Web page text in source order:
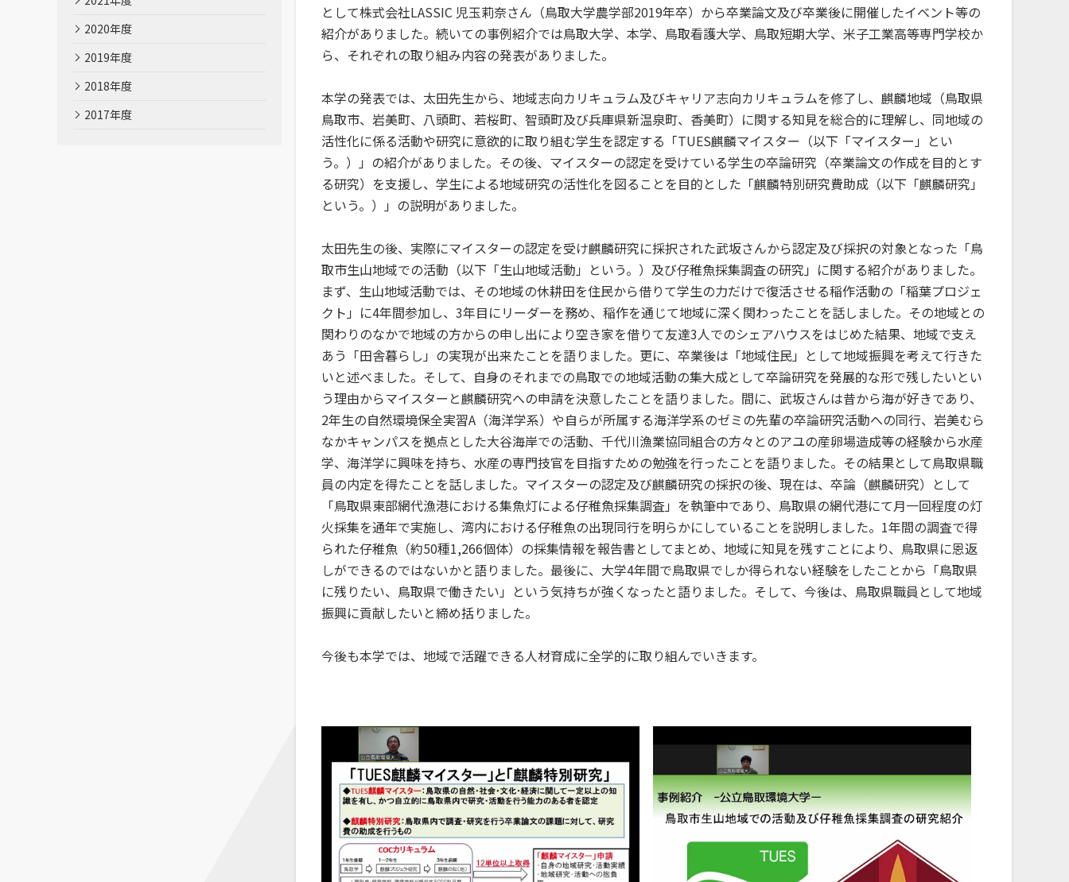
として株式会社LASSIC 児玉莉奈さん（鳥取大学農学部2019年卒）から卒業論文及び卒業後に開催したイベント等の
紹介がありました。続いての事例紹介では鳥取大学、本学、鳥取看護大学、鳥取短期大学、米子工業高等専門学校か
ら、それぞれの取り組み内容の発表がありました。
本学の発表では、太田先生から、地域志向カリキュラム及びキャリア志向カリキュラムを修了し、麒麟地域（鳥取県
鳥取市、岩美町、八頭町、若桜町、智頭町及び兵庫県新温泉町、香美町）に関する知見を総合的に理解し、同地域の
活性化に係る活動や研究に意欲的に取り組む学生を認定する「TUES麒麟マイスター（以下「マイスター」とい
う。）」の紹介がありました。その後、マイスターの認定を受けている学生の卒論研究（卒業論文の作成を目的とす
る研究）を支援し、学生による地域研究の活性化を図ることを目的とした「麒麟特別研究費助成（以下「麒麟研究」
という。）」の説明がありました。
太田先生の後、実際にマイスターの認定を受け麒麟研究に採択された武坂さんから認定及び採択の対象となった「鳥
取市生山地域での活動（以下「生山地域活動」という。）及び仔稚魚採集調査の研究」に関する紹介がありました。
まず、生山地域活動では、その地域の休耕田を住民から借りて学生の力だけで復活させる稲作活動の「稲葉プロジェ
クト」に4年間参加し、3年目にリーダーを務め、稲作を通じて地域に深く関わったことを話しました。その地域との
関わりのなかで地域の方からの申し出により空き家を借りて友達3人でのシェアハウスをはじめた結果、地域で支え
あう「田舎暮らし」の実現が出来たことを語りました。更に、卒業後は「地域住民」として地域振興を考えて行きた
いと述べました。そして、自身のそれまでの鳥取での地域活動の集大成として卒論研究を発展的な形で残したいとい
う理由からマイスターと麒麟研究への申請を決意したことを語りました。間に、武坂さんは昔から海が好きであり、
2年生の自然環境保全実習A（海洋学系）や自らが所属する海洋学系のゼミの先輩の卒論研究活動への同行、岩美むら
なかキャンパスを拠点とした大谷海岸での活動、千代川漁業協同組合の方々とのアユの産卵場造成等の経験から水産
学、海洋学に興味を持ち、水産の専門技官を目指すための勉強を行ったことを語りました。その結果として鳥取県職
員の内定を得たことを話しました。マイスターの認定及び麒麟研究の採択の後、現在は、卒論（麒麟研究）として
「鳥取県東部網代漁港における集魚灯による仔稚魚採集調査」を執筆中であり、鳥取県の網代港にて月一回程度の灯
火採集を通年で実施し、湾内における仔稚魚の出現同行を明らかにしていることを説明しました。1年間の調査で得
られた仔稚魚（約50種1,266個体）の採集情報を報告書としてまとめ、地域に知見を残すことにより、鳥取県に恩返
しができるのではないかと語りました。最後に、大学4年間で鳥取県でしか得られない経験をしたことから「鳥取県
に残りたい、鳥取県で働きたい」という気持ちが強くなったと語りました。そして、今後は、鳥取県職員として地域
振興に貢献したいと締め括りました。
今後も本学では、地域で活躍できる人材育成に全学的に取り組んでいきます。
2020年度
2019年度
2018年度
2017年度